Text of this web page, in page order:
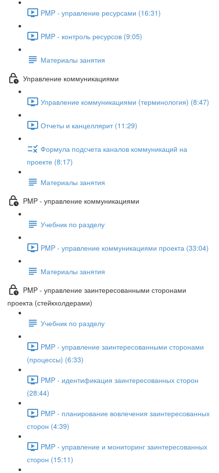
PMP - управление ресурсами (16:31)
PMP - контроль ресурсов (9:05)
Материалы занятия
Управление коммуникациями
Управление коммуникациями (терминология) (8:47)
Отчеты и канцеллярит (11:29)
Формула подсчета каналов коммуникаций на
проекте (8:17)
Материалы занятия
PMP - управление коммуникациями
Учебник по разделу
PMP - управление коммуникациями проекта (33:04)
Материалы занятия
PMP - управление заинтересованными сторонами
проекта (стейкхолдерами)
Учебник по разделу
PMP - управление заинтересованными сторонами
(процессы) (6:33)
PMP - идентификация заинтересованных сторон
(28:44)
PMP - планирование вовлечения заинтересованных
сторон (4:39)
PMP - управление и мониторинг заинтересованных
сторон (15:11)